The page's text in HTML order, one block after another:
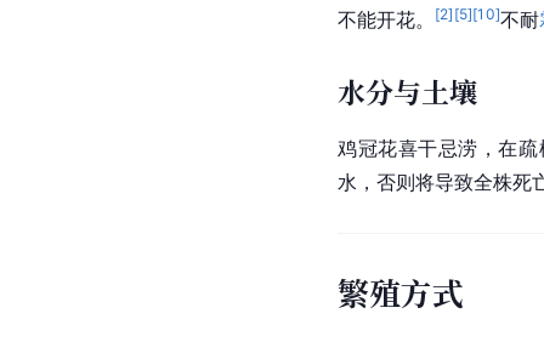
不能开花。 [2] [5][10]不耐
水分与土壤
鸡冠花喜干忌涝，在
水，否则将导致全株死
繁殖方式